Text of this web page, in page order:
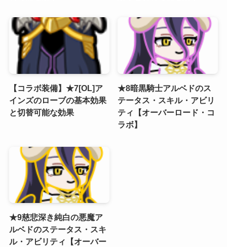
【コラボ装備】★7[OL]ア
インズのローブの基本効果
と切替可能な効果
★8暗黒騎士アルベドのス
テータス・スキル・アビリ
ティ【オーバーロード・コ
ラボ】
★9慈悲深き純白の悪魔ア
ルベドのステータス・スキ
ル・アビリティ【オーバー